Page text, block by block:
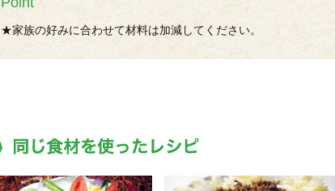
★家族の好みに合わせて材料は加減してください。